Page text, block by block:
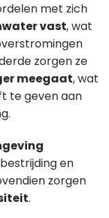
met zich
vast, wat
zorgen ze
meegaat, wat
te geven aan
en
zorgen
.